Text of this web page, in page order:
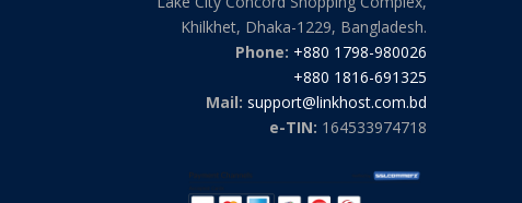
Khilkhet, Dhaka-1229, Bangladesh.
Phone: +880 1798-980026
+880 1816-691325
Mail: support@linkhost.com.bd
e-TIN: 164533974718